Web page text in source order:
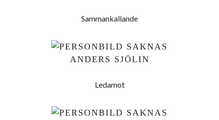
Sammankallande
ANDERS SJÖLIN
Ledamot